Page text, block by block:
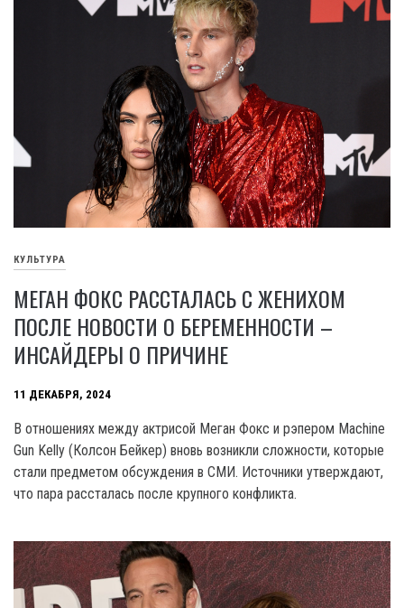
КУЛЬТУРА
МЕГАН ФОКС РАССТАЛАСЬ С ЖЕНИХОМ
ПОСЛЕ НОВОСТИ О БЕРЕМЕННОСТИ –
ИНСАЙДЕРЫ О ПРИЧИНЕ
11 ДЕКАБРЯ, 2024
В отношениях между актрисой Меган Фокс и рэпером Machine
Gun Kelly (Колсон Бейкер) вновь возникли сложности, которые
стали предметом обсуждения в СМИ. Источники утверждают,
что пара рассталась после крупного конфликта.